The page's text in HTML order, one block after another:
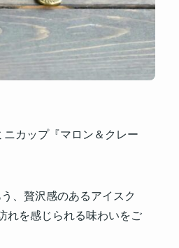
カップ『マロン＆クレー
、贅沢感のあるアイスク
れを感じられる味わいをご